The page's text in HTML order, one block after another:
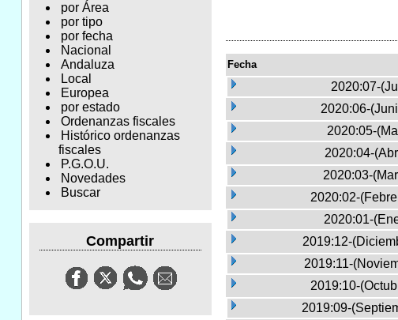
por Área
por tipo
por fecha
Nacional
Andaluza
Local
Europea
por estado
Ordenanzas fiscales
Histórico ordenanzas
fiscales
P.G.O.U.
Novedades
Buscar
Compartir
Fecha
2020:07-
2020:06-
2020:05-
2020:04-
2020:03-
2020:02-
2020:01-
2019:12-
2019:11-
2019:10-
2019:09-